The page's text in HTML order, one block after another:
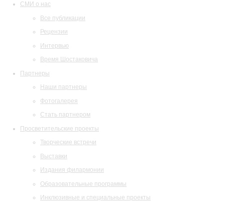
СМИ о нас
Все публикации
Рецензии
Интервью
Время Шостаковича
Партнеры
Наши партнеры
Фотогалерея
Стать партнером
Просветительские проекты
Творческие встречи
Выставки
Издания филармонии
Образовательные программы
Инклюзивные и специальные проекты